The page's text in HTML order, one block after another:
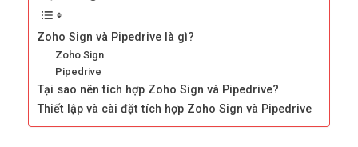
Zoho Sign và Pipedrive là gì?
Zoho Sign
Pipedrive
Tại sao nên tích hợp Zoho Sign và Pipedrive?
Thiết lập và cài đặt tích hợp Zoho Sign và Pipedrive